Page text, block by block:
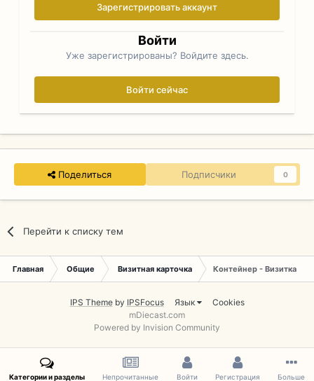
Зарегистрировать аккаунт
Войти
Уже зарегистрированы? Войдите здесь.
Войти сейчас
Поделиться Подписчики 0
Перейти к списку тем
Главная Общие Визитная карточка Контейнер - Визитка
IPS Themeby IPSFocus Язык
Cookies
mDiecast.com
Powered by Invision Community
Категории и разделы Непрочитанные Войти Регистрация Больше